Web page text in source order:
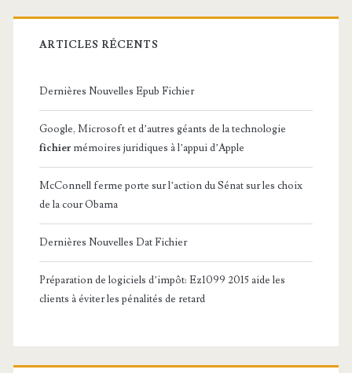
ARTICLES RÉCENTS
Dernières Nouvelles Epub Fichier
Google, Microsoft et d’autres géants de la technologie
fichier mémoires juridiques à l’appui d’Apple
McConnell ferme porte sur l’action du Sénat sur les choix
de la cour Obama
Dernières Nouvelles Dat Fichier
Préparation de logiciels d’impôt: Ez1099 2015 aide les
clients à éviter les pénalités de retard